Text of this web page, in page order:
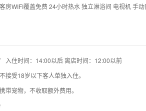
客房WIFI覆盖免费 24小时热水 独立淋浴间 电视机 手
入住时间：14:00以后 离店时间：12:00以前
不接受18岁以下客人单独入住。
带宠物，不收取额外费用。